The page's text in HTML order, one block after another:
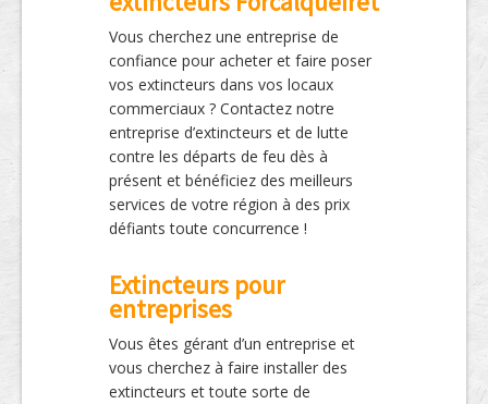
Vous cherchez une entreprise de
confiance pour acheter et faire poser
vos extincteurs dans vos locaux
commerciaux ? Contactez notre
entreprise d’extincteurs et de lutte
contre les départs de feu dès à
présent et bénéficiez des meilleurs
services de votre région à des prix
défiants toute concurrence !
Extincteurs pour
entreprises
Vous êtes gérant d’un entreprise et
vous cherchez à faire installer des
extincteurs et toute sorte de